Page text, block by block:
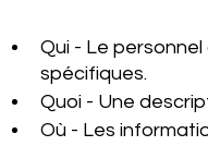
Qui - Le
spécifiques.
Quoi - Une
Où - Les